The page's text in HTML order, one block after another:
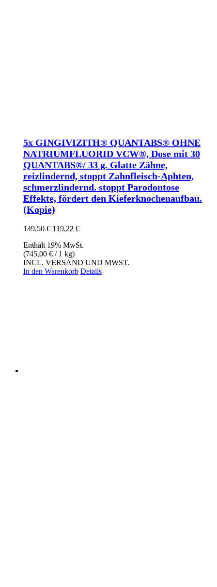
5x GINGIVIZITH® QUANTABS® OHNE
NATRIUMFLUORID VCW®, Dose mit 30
QUANTABS®/ 33 g. Glatte Zähne,
reizlindernd, stoppt Zahnfleisch-Aphten,
schmerzlindernd. stoppt Parodontose
Effekte, fördert den Kieferknochenaufbau.
(Kopie)
149,50€ Ursprünglicher
war:
149,50 €
119,22 €Aktueller
ist:
Enthält 19% MwSt.
(745,00 € / 1 kg)
INCL. VERSAND UND MWST.
In den Warenkorb Details